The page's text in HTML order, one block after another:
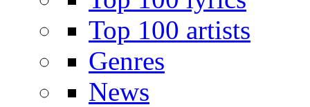
Top 100 artists
Genres
News